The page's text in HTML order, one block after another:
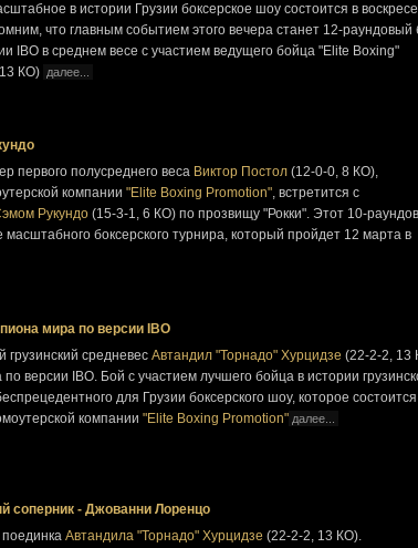
в истории Грузии боксерское шоу состоится в
что главным событием этого вечера станет 12-раундовый
IBO в среднем весе с участием ведущего бойца "Elite Boxing"
КО) далее...
первого полусреднего веса Виктор Постол (12-0-0, 8 КО),
компании "Elite Boxing Promotion", встретится с
Рукундо (15-3-1, 6 КО) по прозвищу "Рокки". Этот 10-
боксерского турнира, который пройдет 12 марта в
мира по версии IBO
средневес Автандил "Торнадо" Хурцидзе (22-2-2, 13
версии IBO. Бой с участием лучшего бойца в истории
для Грузии боксерского шоу, которое
компании "Elite Boxing Promotion" далее...
соперник - Джованни Лоренцо
Автандила "Торнадо" Хурцидзе (22-2-2, 13 КО).